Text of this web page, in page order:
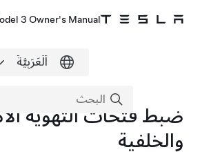
Model 3 Owner's Manual
ضبط فتحات التهوية
والخلفية